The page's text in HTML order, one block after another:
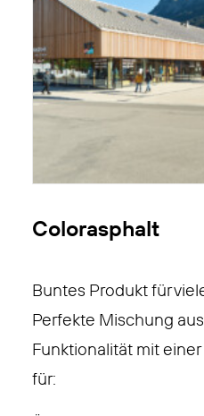
Colorasphalt
Buntes Produkt für
Perfekte Mischung
Funktionalität mit
für: